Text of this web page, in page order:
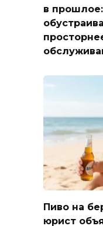
в
Пиво на
юрист